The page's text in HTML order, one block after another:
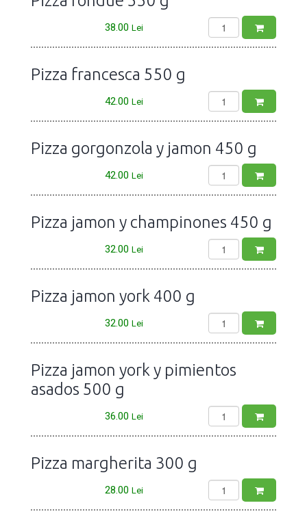
38.00 Lei
Pizza francesca 550 g
42.00 Lei
Pizza gorgonzola y jamon 450 g
42.00 Lei
Pizza jamon y champinones 450 g
32.00 Lei
Pizza jamon york 400 g
32.00 Lei
Pizza jamon york y pimientos
asados 500 g
36.00 Lei
Pizza margherita 300 g
28.00 Lei